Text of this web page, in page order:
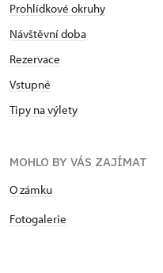
Prohlídkové okruhy
Návštěvní doba
Rezervace
Vstupné
Tipy na výlety
MOHLO BY VÁS ZAJÍMAT
O zámku
Fotogalerie